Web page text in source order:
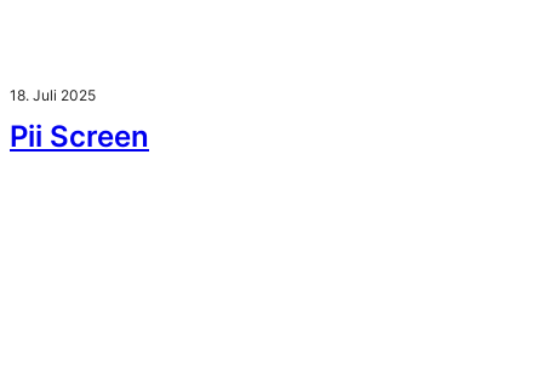
18. Juli 2025
Pii Screen